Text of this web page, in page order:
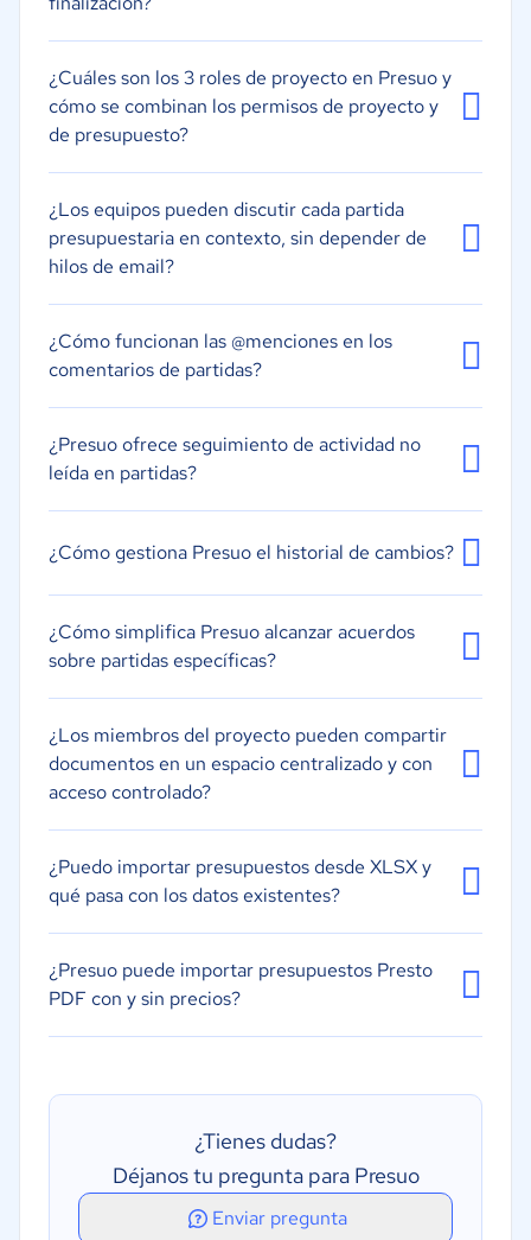
¿Cuáles son los 3 roles de proyecto en Presuo y
cómo se combinan los permisos de proyecto y
de presupuesto?
¿Los equipos pueden discutir cada partida
presupuestaria en contexto, sin depender de
hilos de email?
¿Cómo funcionan las @menciones en los
comentarios de partidas?
¿Presuo ofrece seguimiento de actividad no
leída en partidas?
¿Cómo gestiona Presuo el historial de cambios?
¿Cómo simplifica Presuo alcanzar acuerdos
sobre partidas específicas?
¿Los miembros del proyecto pueden compartir
documentos en un espacio centralizado y con
acceso controlado?
¿Puedo importar presupuestos desde XLSX y
qué pasa con los datos existentes?
¿Presuo puede importar presupuestos Presto
PDF con y sin precios?
¿Tienes dudas?
Déjanos tu pregunta para Presuo
Enviar pregunta